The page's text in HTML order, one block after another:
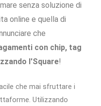
senza soluzione di
online e quella di
che
con chip, tag
l'Square!
che mai sfruttare i
Utilizzando